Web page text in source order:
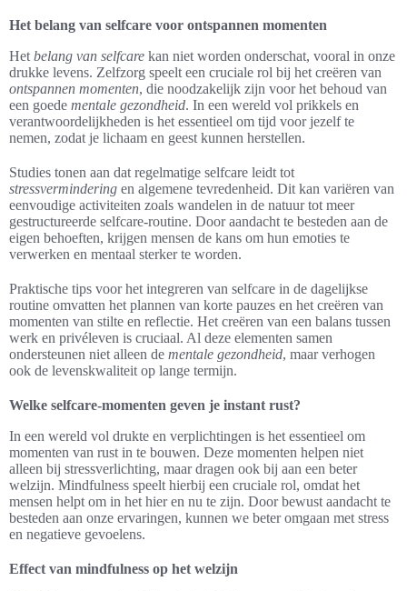
Het belang van selfcare voor ontspannen momenten
Het belang van selfcare kan niet worden onderschat, vooral in onze
drukke levens. Zelfzorg speelt een cruciale rol bij het creëren van
ontspannen momenten, die noodzakelijk zijn voor het behoud van
een goede mentale gezondheid. In een wereld vol prikkels en
verantwoordelijkheden is het essentieel om tijd voor jezelf te
nemen, zodat je lichaam en geest kunnen herstellen.
Studies tonen aan dat regelmatige selfcare leidt tot
stressvermindering en algemene tevredenheid. Dit kan variëren van
eenvoudige activiteiten zoals wandelen in de natuur tot meer
gestructureerde selfcare-routine. Door aandacht te besteden aan de
eigen behoeften, krijgen mensen de kans om hun emoties te
verwerken en mentaal sterker te worden.
Praktische tips voor het integreren van selfcare in de dagelijkse
routine omvatten het plannen van korte pauzes en het creëren van
momenten van stilte en reflectie. Het creëren van een balans tussen
werk en privéleven is cruciaal. Al deze elementen samen
ondersteunen niet alleen de mentale gezondheid, maar verhogen
ook de levenskwaliteit op lange termijn.
Welke selfcare-momenten geven je instant rust?
In een wereld vol drukte en verplichtingen is het essentieel om
momenten van rust in te bouwen. Deze momenten helpen niet
alleen bij stressverlichting, maar dragen ook bij aan een beter
welzijn. Mindfulness speelt hierbij een cruciale rol, omdat het
mensen helpt om in het hier en nu te zijn. Door bewust aandacht te
besteden aan onze ervaringen, kunnen we beter omgaan met stress
en negatieve gevoelens.
Effect van mindfulness op het welzijn